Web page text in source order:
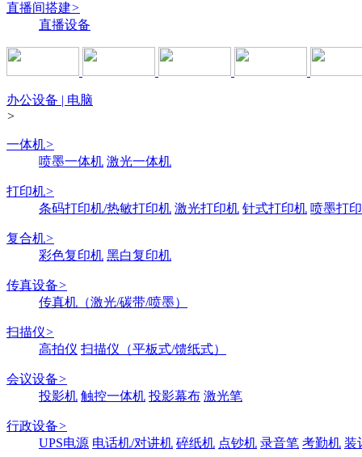
直播间搭建>
直播设备
办公设备 | 电脑
>
一体机>
喷墨一体机 激光一体机
打印机>
条码打印机/热敏打印机 激光打印机 针式打印机 喷墨打
复合机>
彩色复印机 黑白复印机
传真设备>
传真机（激光/碳带/喷墨）
扫描仪>
高拍仪 扫描仪（平板式/馈纸式）
会议设备>
投影机 触控一体机 投影幕布 激光笔
行政设备>
UPS电源 电话机/对讲机 碎纸机 点钞机 录音笔 考勤机 装